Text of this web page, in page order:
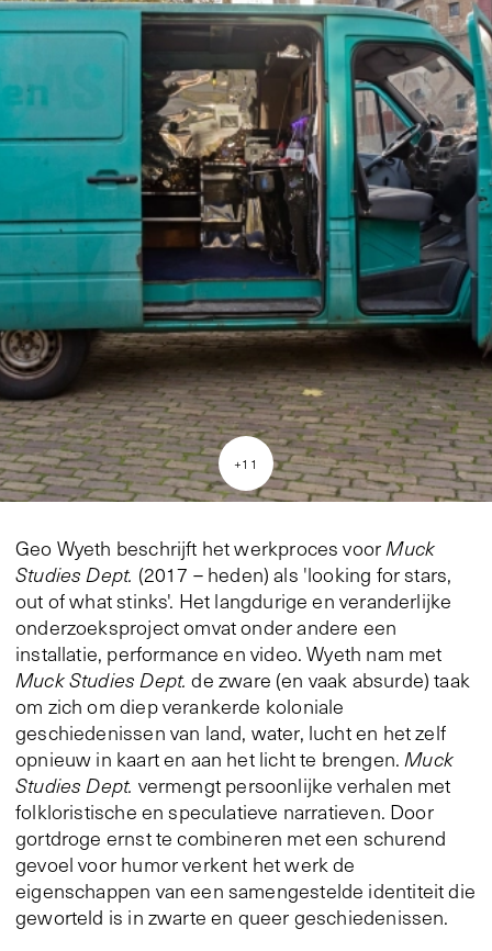
+11
Geo Wyeth beschrijft het werkproces voorMuck
Studies Dept. (2017 – heden) als 'looking for stars,
out of what stinks'. Het langdurige en veranderlijke
onderzoeksproject omvat onder andere een
installatie, performance en video. Wyeth nam met
Muck Studies Dept. de zware (en vaak absurde) taak
om zich om diep verankerde koloniale
geschiedenissen van land, water, lucht en het zelf
opnieuw in kaart en aan het licht te brengen.Muck
Studies Dept. vermengt persoonlijke verhalen met
folkloristische en speculatieve narratieven. Door
gortdroge ernst te combineren met een schurend
gevoel voor humor verkent het werk de
eigenschappen van een samengestelde identiteit die
geworteld is in zwarte en queer geschiedenissen.